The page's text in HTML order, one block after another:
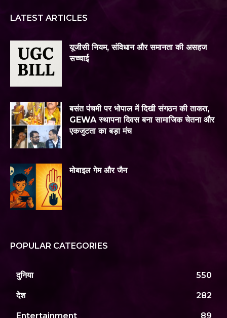
LATEST ARTICLES
यूजीसी नियम, संविधान और समानता की असहज
सच्चाई
बसंत पंचमी पर भोपाल में दिखी संगठन की ताकत,
GEWA स्थापना दिवस बना सामाजिक चेतना और
एकजुटता का बड़ा मंच
मोबाइल गेम और जैन
POPULAR CATEGORIES
दुनिया 550
देश 282
Entertainment 89